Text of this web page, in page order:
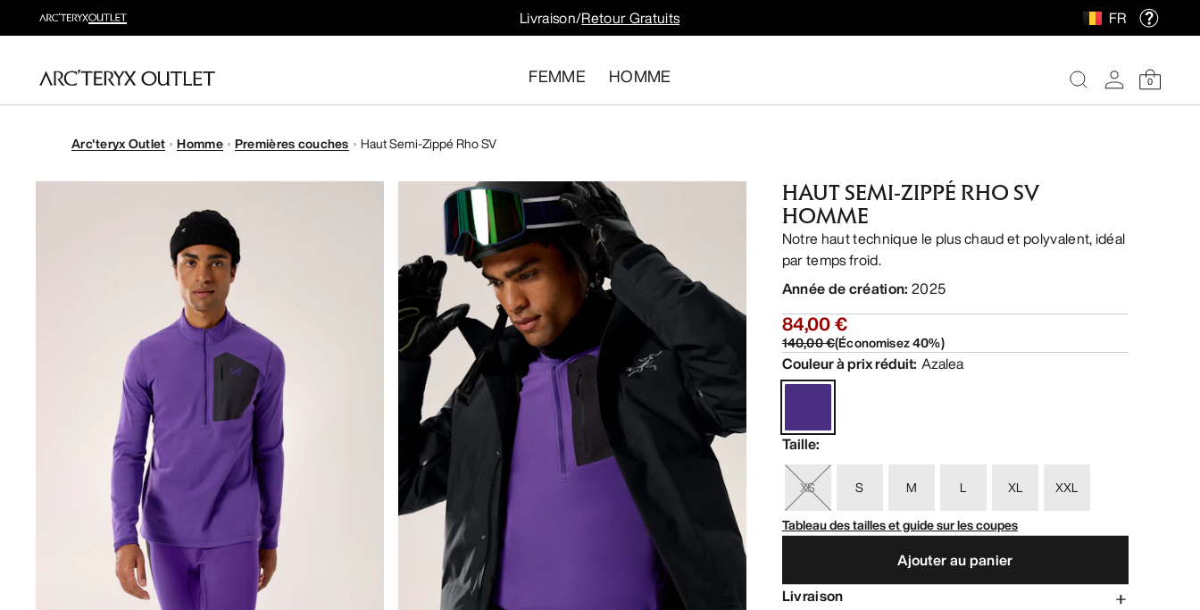
Livraison/Retour Gratuits FR
FEMME HOMME 0
Arc'teryx Outlet Homme Premières couches Haut Semi-Zippé Rho SV
HAUT SEMI-ZIPPÉ RHO SV
HOMME
Notre haut technique le plus chaud et polyvalent, idéal
par temps froid.
Année de création: 2025
84,00 €
140,00 €(Économisez40%)
Couleur à prix réduit: Azalea
Taille:
XS S M L XL
XXL
Tableau des tailles et guide sur les coupes
Ajouter au panier
Livraison